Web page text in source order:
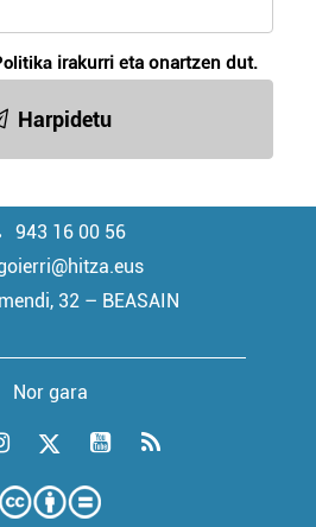
irakurri eta onartzen dut.
Harpidetu
943 16 00 56
32 – BEASAIN
Nor gara